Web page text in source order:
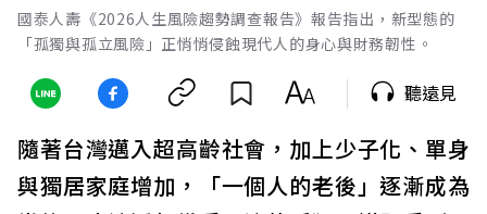
國泰人壽《2026人生風險趨勢調查報告》報告指出，新型態的
「孤獨與孤立風險」正悄悄侵蝕現代人的身心與財務韌性。
聽遠見
隨著台灣邁入超高齡社會，加上少子化、單身
與獨居家庭增加，「一個人的老後」逐漸成為